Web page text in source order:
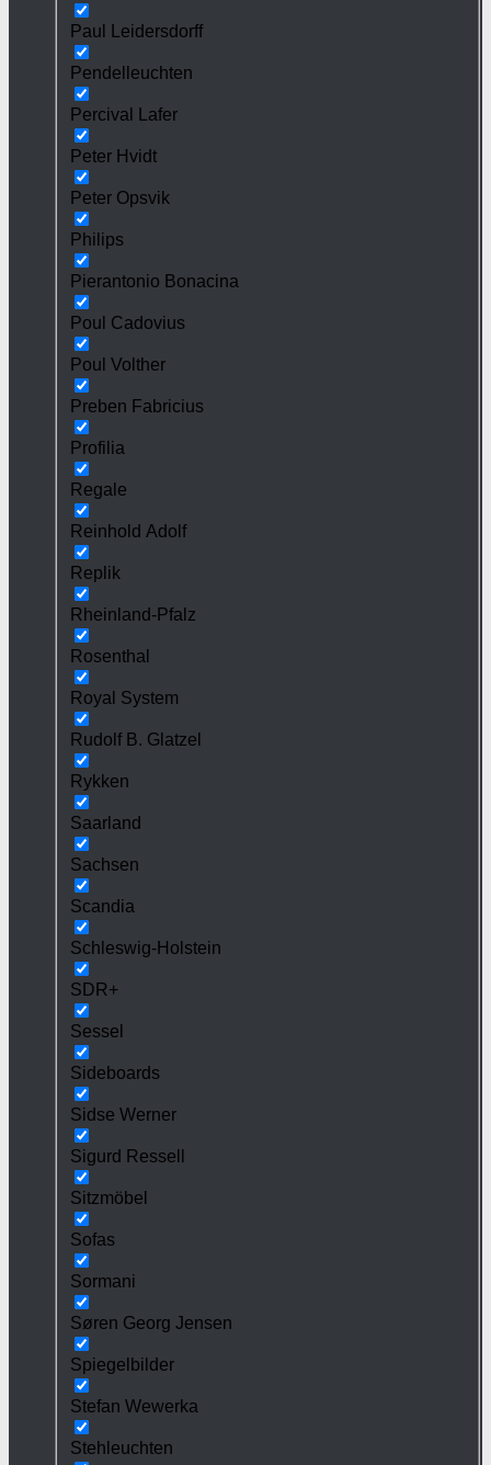
Paul Leidersdorff
Pendelleuchten
Percival Lafer
Peter Hvidt
Peter Opsvik
Philips
Pierantonio Bonacina
Poul Cadovius
Poul Volther
Preben Fabricius
Profilia
Regale
Reinhold Adolf
Replik
Rheinland-Pfalz
Rosenthal
Royal System
Rudolf B. Glatzel
Rykken
Saarland
Sachsen
Scandia
Schleswig-Holstein
SDR+
Sessel
Sideboards
Sidse Werner
Sigurd Ressell
Sitzmöbel
Sofas
Sormani
Søren Georg Jensen
Spiegelbilder
Stefan Wewerka
Stehleuchten